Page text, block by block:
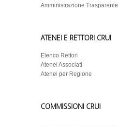
Amministrazione Trasparente
ATENEI E RETTORI CRUI
Elenco Rettori
Atenei Associati
Atenei per Regione
COMMISSIONI CRUI